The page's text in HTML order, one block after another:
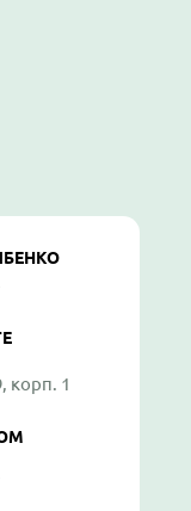
корп. 1